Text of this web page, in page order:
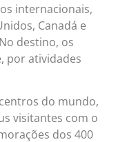
internacionais,
Canadá e
destino, os
por atividades
do mundo,
visitantes com o
dos 400